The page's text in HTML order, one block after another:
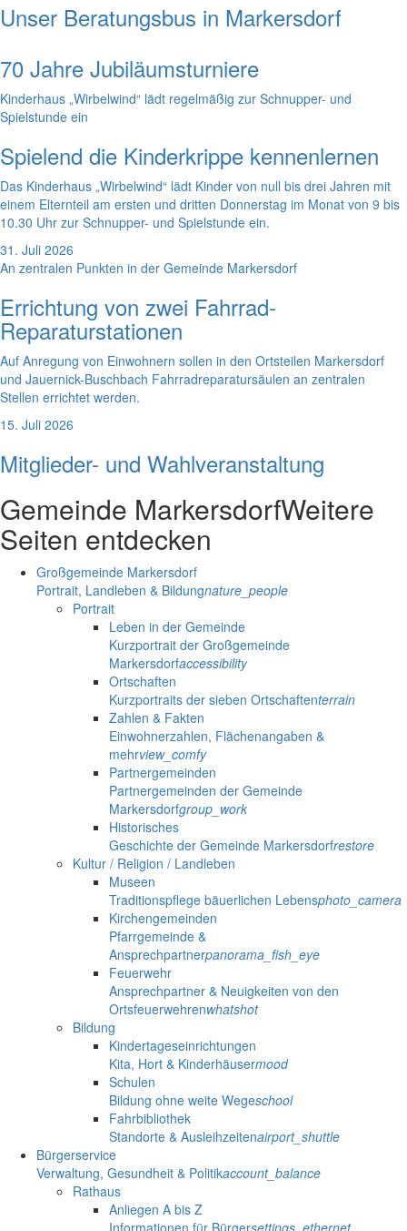
Unser Beratungsbus in Markersdorf
70 Jahre Jubiläumsturniere
Kinderhaus „Wirbelwind“ lädt regelmäßig zur Schnupper- und
Spielstunde ein
Spielend die Kinderkrippe kennenlernen
Das Kinderhaus „Wirbelwind“ lädt Kinder von null bis drei Jahren mit
einem Elternteil am ersten und dritten Donnerstag im Monat von 9 bis
10.30 Uhr zur Schnupper- und Spielstunde ein.
31. Juli 2026
An zentralen Punkten in der Gemeinde Markersdorf
Errichtung von zwei Fahrrad-
Reparaturstationen
Auf Anregung von Einwohnern sollen in den Ortsteilen Markersdorf
und Jauernick-Buschbach Fahrradreparatursäulen an zentralen
Stellen errichtet werden.
15. Juli 2026
Mitglieder- und Wahlveranstaltung
Gemeinde MarkersdorfWeitere
Seiten entdecken
Großgemeinde Markersdorf
Portrait, Landleben & Bildungnature_people
Portrait
Leben in der Gemeinde
Kurzportrait der Großgemeinde
Markersdorfaccessibility
Ortschaften
Kurzportraits der sieben Ortschaftenterrain
Zahlen & Fakten
Einwohnerzahlen, Flächenangaben &
mehrview_comfy
Partnergemeinden
Partnergemeinden der Gemeinde
Markersdorfgroup_work
Historisches
Geschichte der Gemeinde Markersdorfrestore
Kultur / Religion / Landleben
Museen
Traditionspflege bäuerlichen Lebensphoto_camera
Kirchengemeinden
Pfarrgemeinde &
Ansprechpartnerpanorama_fish_eye
Feuerwehr
Ansprechpartner & Neuigkeiten von den
Ortsfeuerwehrenwhatshot
Bildung
Kindertageseinrichtungen
Kita, Hort & Kinderhäusermood
Schulen
Bildung ohne weite Wegeschool
Fahrbibliothek
Standorte & Ausleihzeitenairport_shuttle
Bürgerservice
Verwaltung, Gesundheit & Politikaccount_balance
Rathaus
Anliegen A bis Z